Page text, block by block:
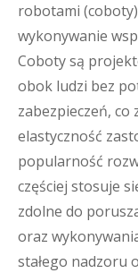
robotami
wykonywanie
Coboty są
obok ludzi bez
zabezpieczeń, co
elastyczność
popularność
częściej stosuje
zdolne do
oraz
stałego nadzoru